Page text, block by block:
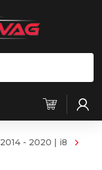
2014 - 2020 | i8